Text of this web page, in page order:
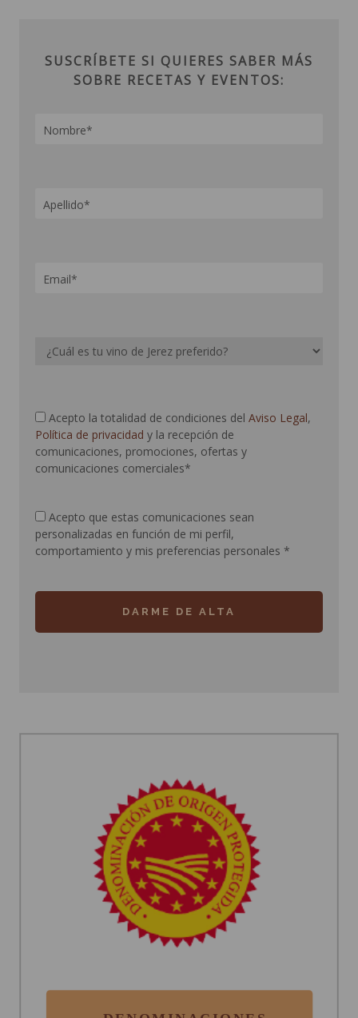
SUSCRÍBETE SI QUIERES SABER MÁS
SOBRE RECETAS Y EVENTOS:
Acepto la totalidad de condiciones del Aviso Legal,
Política de privacidad y la recepción de
comunicaciones, promociones, ofertas y
comunicaciones comerciales*
Acepto que estas comunicaciones sean
personalizadas en función de mi perfil,
comportamiento y mis preferencias personales *
DARME DE ALTA